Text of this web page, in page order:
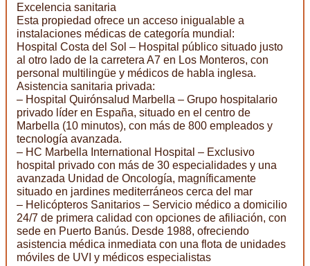
Excelencia sanitaria
Esta propiedad ofrece un acceso inigualable a
instalaciones médicas de categoría mundial:
Hospital Costa del Sol – Hospital público situado justo
al otro lado de la carretera A7 en Los Monteros, con
personal multilingüe y médicos de habla inglesa.
Asistencia sanitaria privada:
– Hospital Quirónsalud Marbella – Grupo hospitalario
privado líder en España, situado en el centro de
Marbella (10 minutos), con más de 800 empleados y
tecnología avanzada.
– HC Marbella International Hospital – Exclusivo
hospital privado con más de 30 especialidades y una
avanzada Unidad de Oncología, magníficamente
situado en jardines mediterráneos cerca del mar
– Helicópteros Sanitarios – Servicio médico a domicilio
24/7 de primera calidad con opciones de afiliación, con
sede en Puerto Banús. Desde 1988, ofreciendo
asistencia médica inmediata con una flota de unidades
móviles de UVI y médicos especialistas